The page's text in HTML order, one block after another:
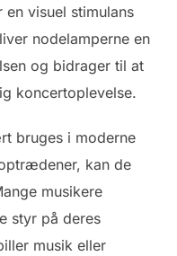
visuel stimulans
nodelamperne en
og bidrager til at
koncertoplevelse.
bruges i moderne
kan de
musikere
styr på deres
musik eller